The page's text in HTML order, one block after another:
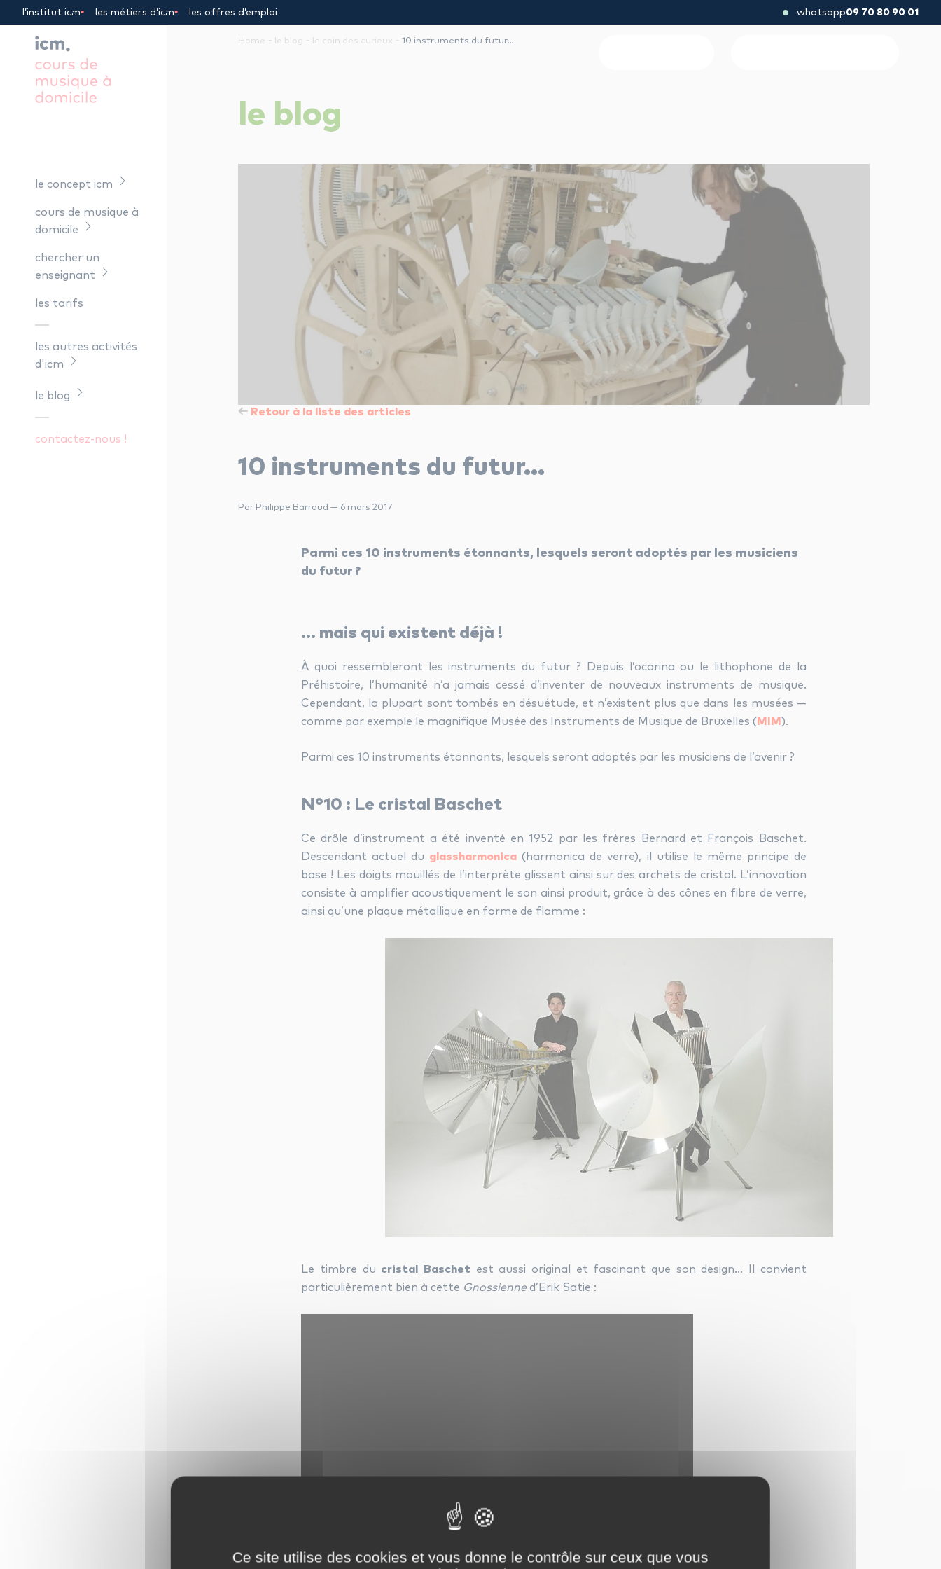
l’institut icm les métiers d’icm les offres d’emploi whatsapp09 70 80 90 01
le concept icm
cours de musique à
domicile
chercher un
enseignant
les tarifs
les autres activités
d'icm
le blog
contactez-nous !
Home - le blog - le coin des curieux - 10 instruments du futur…
le blog
Retour à la liste des articles
10 instruments du futur…
Par Philippe Barraud — 6 mars 2017
Parmi ces 10 instruments étonnants, lesquels seront adoptés par les musiciens
du futur ?
… mais qui existent déjà !
À quoi ressembleront les instruments du futur ? Depuis l’ocarina ou le lithophone de la
Préhistoire, l’humanité n’a jamais cessé d’inventer de nouveaux instruments de musique.
Cependant, la plupart sont tombés en désuétude, et n’existent plus que dans les musées —
comme par exemple le magnifique Musée des Instruments de Musique de Bruxelles (MIM).
Parmi ces 10 instruments étonnants, lesquels seront adoptés par les musiciens de l’avenir ?
N°10 : Le cristal Baschet
Ce drôle d’instrument a été inventé en 1952 par les frères Bernard et François Baschet.
Descendant actuel du glassharmonica (harmonica de verre), il utilise le même principe de
base ! Les doigts mouillés de l’interprète glissent ainsi sur des archets de cristal. L’innovation
consiste à amplifier acoustiquement le son ainsi produit, grâce à des cônes en fibre de verre,
ainsi qu’une plaque métallique en forme de flamme :
Le timbre du cristal Baschetest aussi original et fascinant que son design… Il convient
particulièrement bien à cette Gnossienned’Erik Satie :
Panneau de gestion des cookies
Ce site utilise des cookies et vous donne le contrôle sur ceux que vous